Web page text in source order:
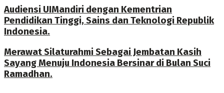
Audiensi UIMandiri dengan Kementrian
Pendidikan Tinggi, Sains dan Teknologi Republik
Indonesia.
Merawat Silaturahmi Sebagai Jembatan Kasih
Sayang Menuju Indonesia Bersinar di Bulan Suci
Ramadhan.